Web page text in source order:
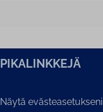
PI­KA­LINK­KE­JÄ
Näytä evästeasetukseni